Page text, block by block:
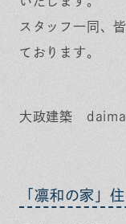
スタッフ一同、
ております。
大政建築
「凛和の家」